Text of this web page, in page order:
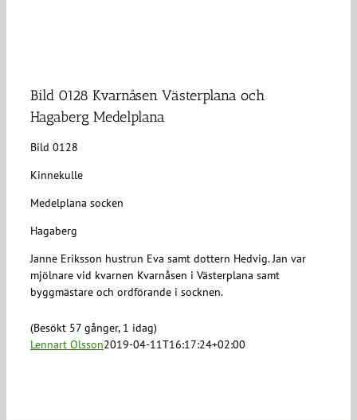
Bild 0128 Kvarnåsen Västerplana och
Hagaberg Medelplana
Bild 0128
Kinnekulle
Medelplana socken
Hagaberg
Janne Eriksson hustrun Eva samt dottern Hedvig. Jan var
mjölnare vid kvarnen Kvarnåsen i Västerplana samt
byggmästare och ordförande i socknen.
(Besökt 57 gånger, 1 idag)
Lennart Olsson2019-04-11T16:17:24+02:00